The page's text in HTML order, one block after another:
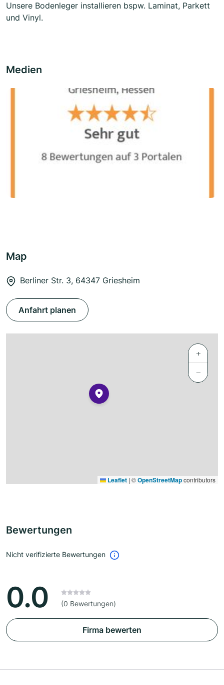
Unsere Bodenleger installieren bspw. Laminat, Parkett
und Vinyl.
Medien
Map
Berliner Str. 3, 64347 Griesheim
Anfahrt planen
+
−
Leaflet | ©OpenStreetMapcontributors
Bewertungen
Nicht verifizierte Bewertungen
0.0 (0 Bewertungen)
Firma bewerten